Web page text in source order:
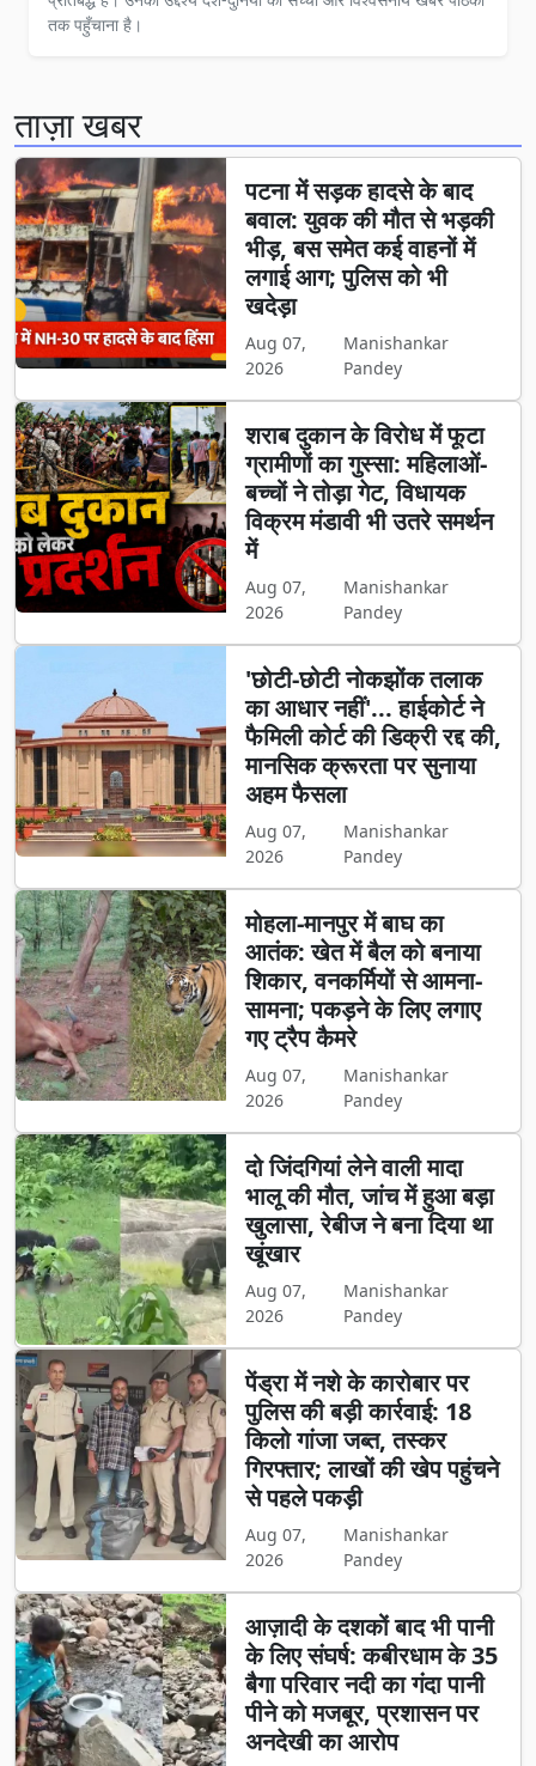
तक पहुँचाना है।
ताज़ा खबर
पटना में सड़क हादसे के बाद
बवाल: युवक की मौत से भड़की
भीड़, बस समेत कई वाहनों में
लगाई आग; पुलिस को भी
खदेड़ा
Aug 07,
2026
Manishankar
Pandey
शराब दुकान के विरोध में फूटा
ग्रामीणों का गुस्सा: महिलाओं-
बच्चों ने तोड़ा गेट, विधायक
विक्रम मंडावी भी उतरे समर्थन
में
Aug 07,
2026
Manishankar
Pandey
'छोटी-छोटी नोकझोंक तलाक
का आधार नहीं'... हाईकोर्ट ने
फैमिली कोर्ट की डिक्री रद्द की,
मानसिक क्रूरता पर सुनाया
अहम फैसला
Aug 07,
2026
Manishankar
Pandey
मोहला-मानपुर में बाघ का
आतंक: खेत में बैल को बनाया
शिकार, वनकर्मियों से आमना-
सामना; पकड़ने के लिए लगाए
गए ट्रैप कैमरे
Aug 07,
2026
Manishankar
Pandey
दो जिंदगियां लेने वाली मादा
भालू की मौत, जांच में हुआ बड़ा
खुलासा, रेबीज ने बना दिया था
खूंखार
Aug 07,
2026
Manishankar
Pandey
पेंड्रा में नशे के कारोबार पर
पुलिस की बड़ी कार्रवाई: 18
किलो गांजा जब्त, तस्कर
गिरफ्तार; लाखों की खेप पहुंचने
से पहले पकड़ी
Aug 07,
2026
Manishankar
Pandey
आज़ादी के दशकों बाद भी पानी
के लिए संघर्ष: कबीरधाम के 35
बैगा परिवार नदी का गंदा पानी
पीने को मजबूर, प्रशासन पर
अनदेखी का आरोप